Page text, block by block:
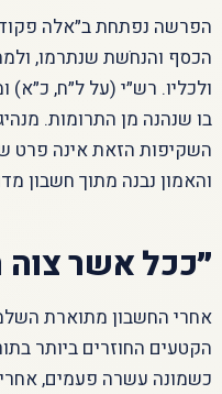
הפרשה נפתחת ב״אלה
הכסף והנחֹשת שנתרמו,
ולכליו. רש״י (על ל״ח,
בו שנהנה מן התרומות.
השקיפות הזאת אינה פרט
והאמון נבנה מתוך חשבון
״ככל אשר צוה
אחרי החשבון מתוארת
הקטעים החוזרים ביותר
כשמונה עשרה פעמים,